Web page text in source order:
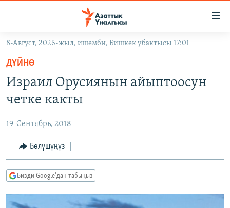
Навигацияга
өтүңүз
Издөөгө
салыңыз
ЖАҢЫЛЫКТАР
КЫРГЫЗСТАН
ЭКОНОМИКА
МАДАНИЯТ
ДҮЙНӨ
БОРБОР АЗИЯ
АТАЙЫН ИЛИКТӨӨ
ТВ ПРОГРАММАЛАР
ЭКСПЕРТТЕР ТАЛДАЙТ
БИЗ ЖАНА ДҮЙНӨ
ӨЗГӨЧӨ ПИКИР
8-Август, 2026-жыл, ишемби, Бишкек убактысы 17:01
ДҮЙНӨ
Израил Орусиянын айыптоосун
четке какты
19-Сентябрь, 2018
Бөлүшүңүз
Бизди Google'дан табыңыз